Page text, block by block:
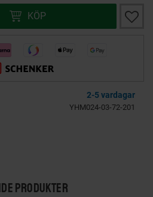
KÖP Lägg
2-5 vardagar
YHM024-03-72-201
PRODUKTER